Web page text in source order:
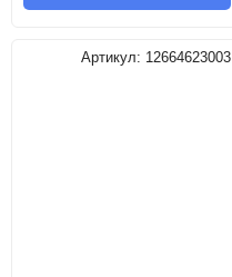
Артикул: 12664623003